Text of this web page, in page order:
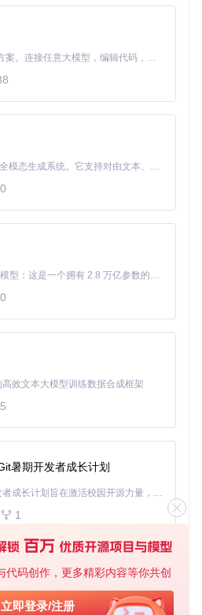
代码创作，更多精彩内容等你共创
立即登录/注册
控制器等关键组件的驱动。
最匹配的Mac型号标识，确保系
所有功能。
配置要点
★
★
A
☆
制作
先需要生成并导入硬件报告。这
体检报告，是后续配置的基础。
报告选择界面，显示报告加载状态
"Export Hardware Report"按钮自
Claude Code 的开源替代方案。连接任意大模型，编辑代码，运行命令，自动验证 — 全自动执行。用 Rust 构建，极致性能。 ｜ An open-source alternative to Claude Code. Connect any LLM, edit code, run commands, and verify changes — autonomously. Built in Rust for speed. Get Started
MiniMax H3 是一个通用的全模态生成系统。它支持对由文本、图像、视频和音频组成的多模态上下文进行统一理解，并能生成分辨率高达 2K、时长可达 15 秒的带原生立体声音频的视频。得益于面向任务泛化的系统设计，H3 在预训练阶段就已具备广泛的多模态上下文理解与生成能力，能够出色地执行复杂的多模态指令。
0
Kimi K3 是Kimi能力最强的模型：这是一个拥有 2.8 万亿参数的混合专家（MoE）模型，具备原生视觉理解能力，并支持 100 万 token 的上下文窗口。
0
效文本大模型训练数据合成框架
5
暑期开发者成长计划
「源启盛夏」暑期校园开发者成长计划旨在激活校园开源力量，通过积分激励、认证扶持、资源倾斜等形式，引导高校组织和开发者完成「入驻 — 建项目 — 做贡献 — 获认证 — 得资源」的完整闭环。无论你是想带领社团入驻平台的组织者，还是希望用代码贡献证明自己的开发者，都能在这里找到属于你的成长路径。
1
基于Python的Xiaozhi AI，适用于想要完整Xiaozhi体验而无需拥有专用硬件的用户。